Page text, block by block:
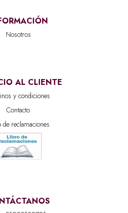
Nosotros
AL CLIENTE
y condiciones
Contacto
de reclamaciones